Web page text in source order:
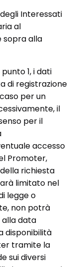
Interessati
al
sopra alla
1, i dati
di registrazione
per un
il
per il
accesso
Promoter,
richiesta
limitato nel
legge o
non potrà
data
disponibilità
tramite la
sui diversi